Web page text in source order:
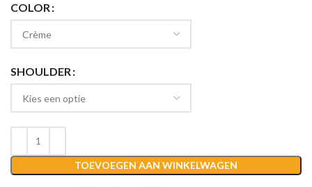
COLOR
SHOULDER
TOEVOEGEN AAN WINKELWAGEN